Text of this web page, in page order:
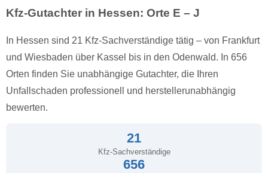
Kfz-Gutachter in Hessen: Orte E – J
In Hessen sind 21 Kfz-Sachverständige tätig – von Frankfurt
und Wiesbaden über Kassel bis in den Odenwald. In 656
Orten finden Sie unabhängige Gutachter, die Ihren
Unfallschaden professionell und herstellerunabhängig
bewerten.
21
Kfz-Sachverständige
656